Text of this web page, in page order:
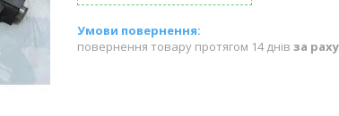
повернення товару протягом 14 днів за